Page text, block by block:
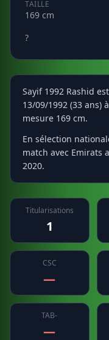
TAILLE
169 cm
?
Sayif 1992 Rashid
13/09/1992 (33 ans)
mesure 169 cm.
En sélection
match avec Emirats
2020.
Titularisations
1
CSC
—
TAB-
—